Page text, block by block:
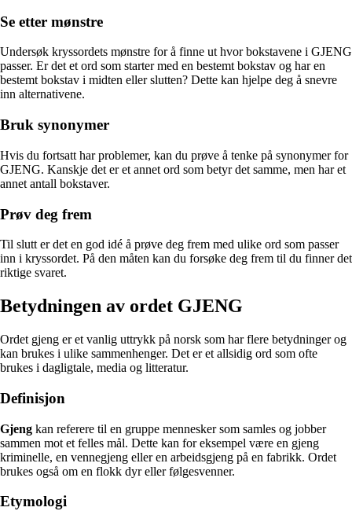
Se etter mønstre
Undersøk kryssordets mønstre for å finne ut hvor bokstavene i GJENG
passer. Er det et ord som starter med en bestemt bokstav og har en
bestemt bokstav i midten eller slutten? Dette kan hjelpe deg å snevre
inn alternativene.
Bruk synonymer
Hvis du fortsatt har problemer, kan du prøve å tenke på synonymer for
GJENG. Kanskje det er et annet ord som betyr det samme, men har et
annet antall bokstaver.
Prøv deg frem
Til slutt er det en god idé å prøve deg frem med ulike ord som passer
inn i kryssordet. På den måten kan du forsøke deg frem til du finner det
riktige svaret.
Betydningen av ordet GJENG
Ordet gjeng er et vanlig uttrykk på norsk som har flere betydninger og
kan brukes i ulike sammenhenger. Det er et allsidig ord som ofte
brukes i dagligtale, media og litteratur.
Definisjon
Gjeng kan referere til en gruppe mennesker som samles og jobber
sammen mot et felles mål. Dette kan for eksempel være en gjeng
kriminelle, en vennegjeng eller en arbeidsgjeng på en fabrikk. Ordet
brukes også om en flokk dyr eller følgesvenner.
Etymologi